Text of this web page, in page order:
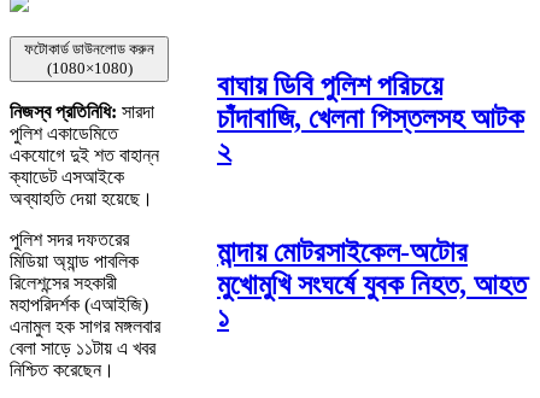
ফটোকার্ড ডাউনলোড করুন
(1080×1080)
নিজস্ব প্রতিনিধি: সারদা
পুলিশ একাডেমিতে
একযোগে দুই শত বাহান্ন
ক্যাডেট এসআইকে
অব্যাহতি দেয়া হয়েছে।
পুলিশ সদর দফতরের
মিডিয়া অ্যান্ড পাবলিক
রিলেশন্সের সহকারী
মহাপরিদর্শক (এআইজি)
এনামুল হক সাগর মঙ্গলবার
বেলা সাড়ে ১১টায় এ খবর
নিশ্চিত করেছেন।
বাঘায় ডিবি পুলিশ পরিচয়ে
চাঁদাবাজি, খেলনা পিস্তলসহ আটক
২
মান্দায় মোটরসাইকেল-অটোর
মুখোমুখি সংঘর্ষে যুবক নিহত, আহত
১